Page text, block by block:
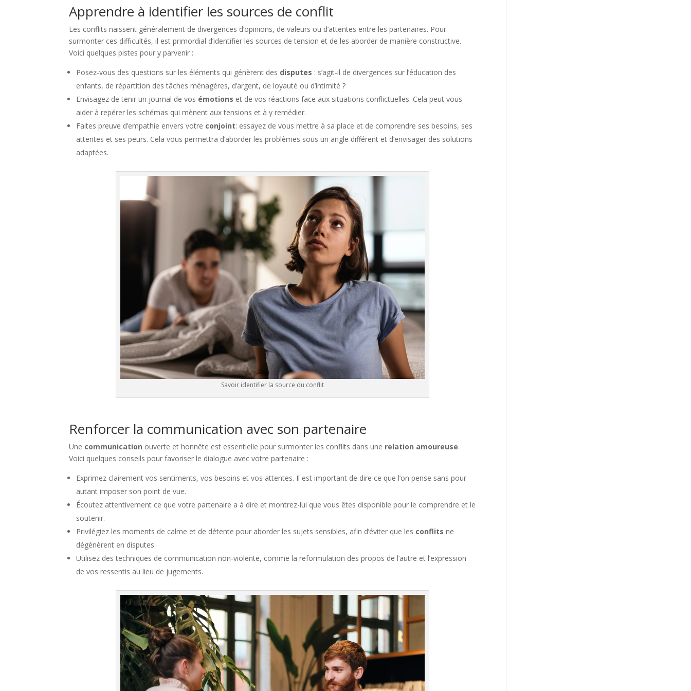
Apprendre à identifier les sources de conflit
Les conflits naissent généralement de divergences d’opinions, de valeurs ou d’attentes entre les partenaires. Pour
surmonter ces difficultés, il est primordial d’identifier les sources de tension et de les aborder de manière constructive.
Voici quelques pistes pour y parvenir :
Posez-vous des questions sur les éléments qui génèrent des disputes : s’agit-il de divergences sur l’éducation des
enfants, de répartition des tâches ménagères, d’argent, de loyauté ou d’intimité ?
Envisagez de tenir un journal de vos émotions et de vos réactions face aux situations conflictuelles. Cela peut vous
aider à repérer les schémas qui mènent aux tensions et à y remédier.
Faites preuve d’empathie envers votre conjoint: essayez de vous mettre à sa place et de comprendre ses besoins, ses
attentes et ses peurs. Cela vous permettra d’aborder les problèmes sous un angle différent et d’envisager des solutions
adaptées.
Savoir identifier la source du conflit
Renforcer la communication avec son partenaire
Une communication ouverte et honnête est essentielle pour surmonter les conflits dans une relation amoureuse.
Voici quelques conseils pour favoriser le dialogue avec votre partenaire :
Exprimez clairement vos sentiments, vos besoins et vos attentes. Il est important de dire ce que l’on pense sans pour
autant imposer son point de vue.
Écoutez attentivement ce que votre partenaire a à dire et montrez-lui que vous êtes disponible pour le comprendre et le
soutenir.
Privilégiez les moments de calme et de détente pour aborder les sujets sensibles, afin d’éviter que les conflits ne
dégénèrent en disputes.
Utilisez des techniques de communication non-violente, comme la reformulation des propos de l’autre et l’expression
de vos ressentis au lieu de jugements.